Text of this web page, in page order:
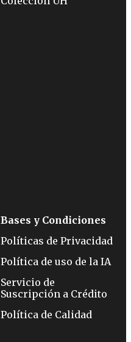
Bases y Condiciones
Políticas de Privacidad
Política de uso de la IA
Servicio de
Suscripción a Crédito
Política de Calidad